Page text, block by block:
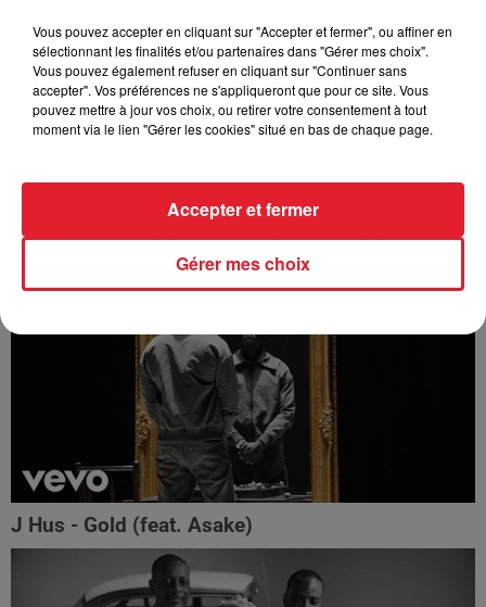
Bizzy - Angelina (feat. Innoss'B)
J Hus - Gold (feat. Asake)
Vous pouvez accepter en cliquant sur "Accepter et fermer", ou affiner en
sélectionnant les finalités et/ou partenaires dans "Gérer mes choix".
Vous pouvez également refuser en cliquant sur "Continuer sans
accepter". Vos préférences ne s'appliqueront que pour ce site. Vous
pouvez mettre à jour vos choix, ou retirer votre consentement à tout
moment via le lien "Gérer les cookies" situé en bas de chaque page.
Gérer mes choix
Accepter et fermer